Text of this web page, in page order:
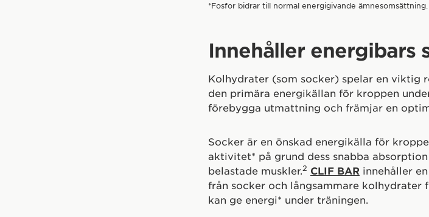
*Fosfor bidrar till normal energigivande ämnesomsättning.
Innehåller energibars
Kolhydrater (som socker) spelar en viktig
den primära energikällan för kroppen
förebygga utmattning och främjar en
Socker är en önskad energikälla för
aktivitet* på grund dess snabba
belastade muskler.2 CLIF BAR innehåller
från socker och långsammare kolhydrater
kan ge energi* under träningen.